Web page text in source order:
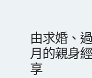
由求婚、
月的親身
享